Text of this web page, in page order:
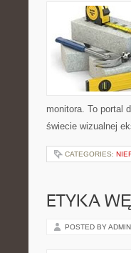
monitora. To portal
świecie wizualnej
CATEGORIES:
ETYKA
POSTED BY ADMIN